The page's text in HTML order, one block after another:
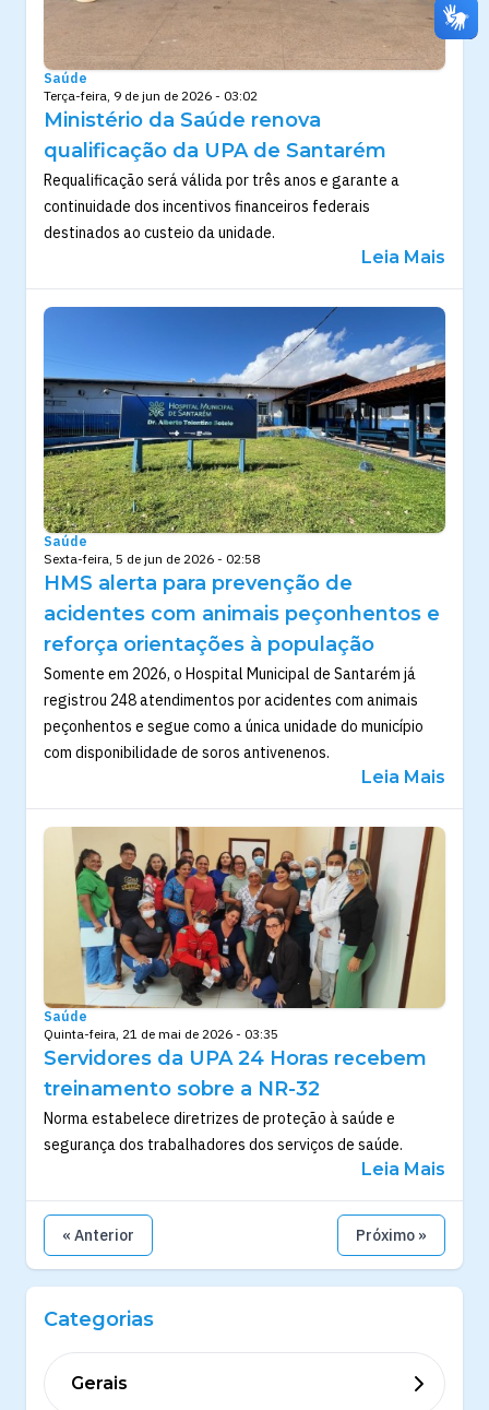
Saúde
Terça-feira, 9 de jun de 2026 - 03:02
Ministério da Saúde renova
qualificação da UPA de Santarém
Requalificação será válida por três anos e garante a
continuidade dos incentivos financeiros federais
destinados ao custeio da unidade.
Leia Mais
Saúde
Sexta-feira, 5 de jun de 2026 - 02:58
HMS alerta para prevenção de
acidentes com animais peçonhentos e
reforça orientações à população
Somente em 2026, o Hospital Municipal de Santarém já
registrou 248 atendimentos por acidentes com animais
peçonhentos e segue como a única unidade do município
com disponibilidade de soros antivenenos.
Leia Mais
Saúde
Quinta-feira, 21 de mai de 2026 - 03:35
Servidores da UPA 24 Horas recebem
treinamento sobre a NR-32
Norma estabelece diretrizes de proteção à saúde e
segurança dos trabalhadores dos serviços de saúde.
Leia Mais
« Anterior Próximo »
Categorias
Gerais